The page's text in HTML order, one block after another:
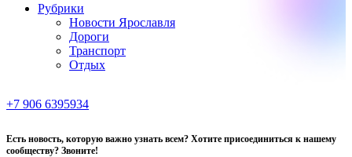
Рубрики
Новости Ярославля
Дороги
Транспорт
Отдых
+7 906 6395934
Есть новость, которую важно узнать всем? Хотите присоединиться к нашему
сообществу? Звоните!